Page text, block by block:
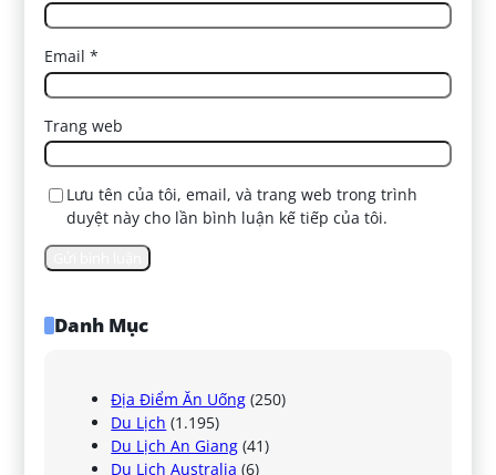
Email*
Trang web
Lưu tên của tôi, email, và trang web trong trình
duyệt này cho lần bình luận kế tiếp của tôi.
Danh Mục
Địa Điểm Ăn Uống (250)
Du Lịch (1.195)
Du Lịch An Giang (41)
Du Lịch Australia (6)